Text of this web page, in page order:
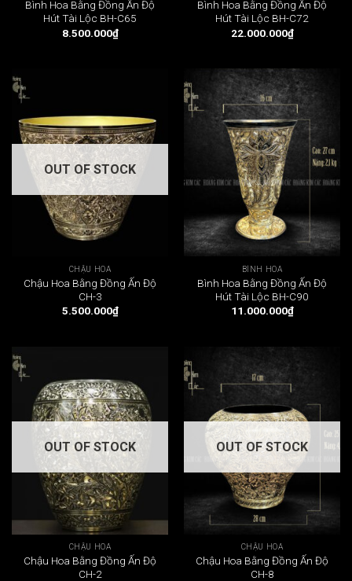
Bình Hoa Bằng Đồng Ấn Độ
Hút Tài Lộc BH-C65
8.500.000₫
Bình Hoa Bằng Đồng Ấn Độ
Hút Tài Lộc BH-C72
22.000.000₫
OUT OF STOCK
CHẬU HOA
Chậu Hoa Bằng Đồng Ấn Độ
CH-3
5.500.000₫
BÌNH HOA
Bình Hoa Bằng Đồng Ấn Độ
Hút Tài Lộc BH-C90
11.000.000₫
OUT OF STOCK
CHẬU HOA
Chậu Hoa Bằng Đồng Ấn Độ
CH-2
OUT OF STOCK
CHẬU HOA
Chậu Hoa Bằng Đồng Ấn Độ
CH-8